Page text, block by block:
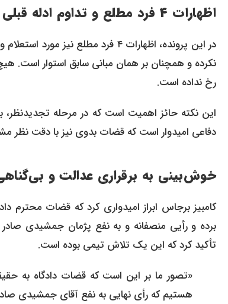
اظهارات ۴ فرد مطلع و تداوم ادله قبلی
در این پرونده، اظهارات ۴ فرد
نکرده و همچنان بر همان مبانی سابق استوار است.
رخ نداده است.
این نکته حائز اهمیت است که در مرحله تجدیدنظر،
دفاعی امیدوار است که قضات بدوی نیز با دقت نظر
خوش‌بینی به برقراری عدالت و
کامبیز برجاس ابراز امیدواری کرد که قضات محترم
برده و رأیی منصفانه و به نفع پژمان جمشیدی
تأکید کرد که این یک تلاش تیمی بوده است.
«تصور ما بر این است که قضات دادگاه به
هستیم که رأی نهایی به نفع آقای جمشیدی